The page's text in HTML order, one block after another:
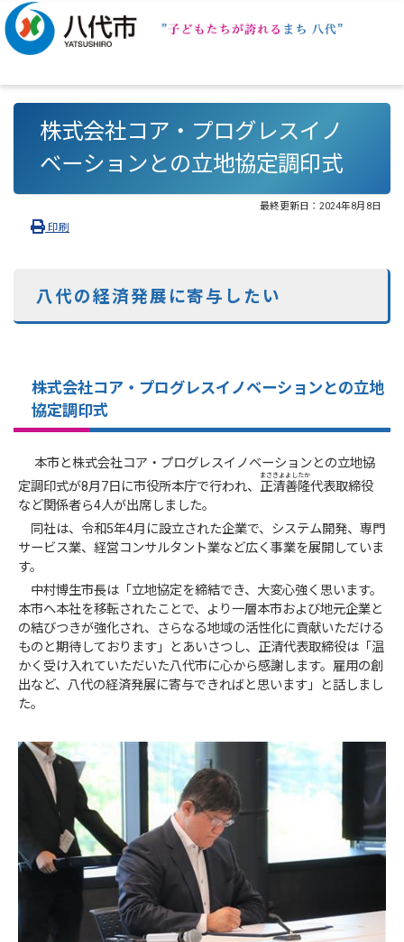
株式会社コア・プログレスイノ
ベーションとの立地協定調印式
最終更新日： 2024年8月8日
印刷
八代の経済発展に寄与したい
株式会社コア・プログレスイノベーションとの立地
協定調印式
本市と株式会社コア・プログレスイノベーションとの立地協
定調印式が8月7日に市役所本庁で行われ、 正清
まさきよ
善
よし
隆
たか
代表取締役
など関係者ら4人が出席しました。
同社は、令和5年4月に設立された企業で、システム開発、専門
サービス業、経営コンサルタント業など広く事業を展開していま
す。
中村博生市長は「立地協定を締結でき、大変心強く思います。
本市へ本社を移転されたことで、より一層本市および地元企業と
の結びつきが強化され、さらなる地域の活性化に貢献いただける
ものと期待しております」とあいさつし、正清代表取締役は「温
かく受け入れていただいた八代市に心から感謝します。雇用の創
出など、八代の経済発展に寄与できればと思います」と話しまし
た。